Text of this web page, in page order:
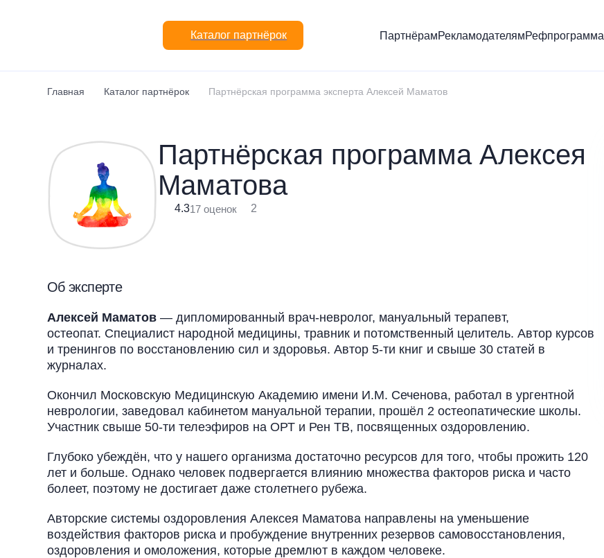
Каталог партнёрок ПартнёрамРекламодателямРефпрограмма
Главная Каталог партнёрок Партнёрская программа эксперта Алексей Маматов
Партнёрская программа Алексея
Маматова
4.317 оценок 2
Об эксперте
Алексей Маматов — дипломированный врач-невролог, мануальный терапевт,
остеопат. Специалист народной медицины, травник и потомственный целитель. Автор курсов
и тренингов по восстановлению сил и здоровья. Автор 5-ти книг и свыше 30 статей в
журналах.
Окончил Московскую Медицинскую Академию имени И.М. Сеченова, работал в ургентной
неврологии, заведовал кабинетом мануальной терапии, прошёл 2 остеопатические школы.
Участник свыше 50-ти телеэфиров на ОРТ и Рен ТВ, посвященных оздоровлению.
Глубоко убеждён, что у нашего организма достаточно ресурсов для того, чтобы прожить 120
лет и больше. Однако человек подвергается влиянию множества факторов риска и часто
болеет, поэтому не достигает даже столетнего рубежа.
Авторские системы оздоровления Алексея Маматова направлены на уменьшение
воздействия факторов риска и пробуждение внутренних резервов самовосстановления,
оздоровления и омоложения, которые дремлют в каждом человеке.